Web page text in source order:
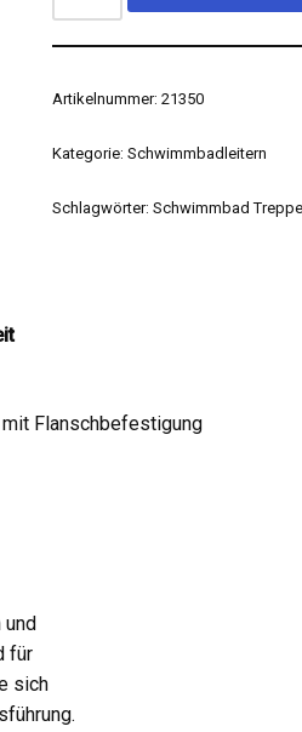
Artikelnummer:21350
Kategorie:Schwimmbadleitern
Schlagwörter:Schwimmbad
Flanschbefestigung
und
für
sich